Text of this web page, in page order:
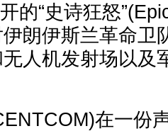
的“史诗狂怒
朗伊斯兰革命卫
人机发射场以及
在一份